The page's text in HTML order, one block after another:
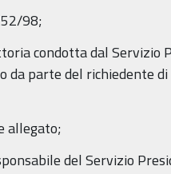
98;
condotta dal Servizio
da parte del richiedente
allegato;
del Servizio